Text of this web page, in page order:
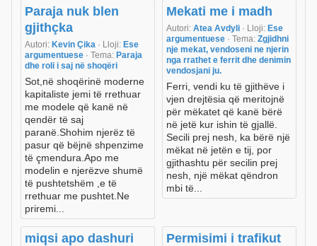
Paraja nuk blen
gjithçka
Autori: Kevin Çika · Lloji: Ese
argumentuese · Tema: Paraja
dhe roli i saj në shoqëri
Sot,në shoqërinë moderne
kapitaliste jemi të rrethuar
me modele që kanë në
qendër të saj
paranë.Shohim njerëz të
pasur që bëjnë shpenzime
të çmendura.Apo me
modelin e njerëzve shumë
të pushtetshëm ,e të
rrethuar me pushtet.Ne
priremi...
Mekati me i madh
Autori: Atea Avdyli · Lloji: Ese
argumentuese · Tema: Zgjidhni
nje mekat, vendoseni ne njerin
nga rrathet e ferrit dhe denimin
vendosjani ju.
Ferri, vendi ku të gjithëve i
vjen drejtësia që meritojnë
për mëkatet që kanë bërë
në jetë kur ishin të gjallë.
Secili prej nesh, ka bërë një
mëkat në jetën e tij, por
gjithashtu për secilin prej
nesh, një mëkat qëndron
mbi të...
miqsi apo dashuri
Permisimi i trafikut